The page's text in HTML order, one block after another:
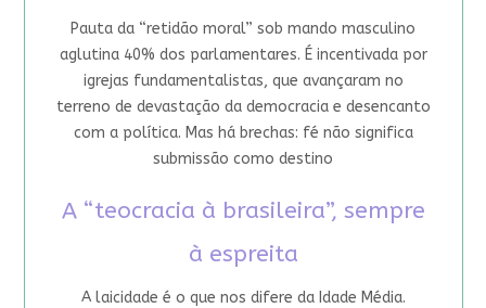
Pauta da “retidão moral” sob mando masculino
aglutina 40% dos parlamentares. É incentivada por
igrejas fundamentalistas, que avançaram no
terreno de devastação da democracia e desencanto
com a política. Mas há brechas: fé não significa
submissão como destino
A “teocracia à brasileira”, sempre
à espreita
A laicidade é o que nos difere da Idade Média.